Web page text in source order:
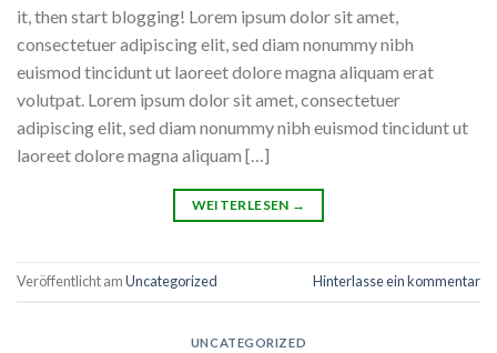
it, then start blogging! Lorem ipsum dolor sit amet,
consectetuer adipiscing elit, sed diam nonummy nibh
euismod tincidunt ut laoreet dolore magna aliquam erat
volutpat. Lorem ipsum dolor sit amet, consectetuer
adipiscing elit, sed diam nonummy nibh euismod tincidunt ut
laoreet dolore magna aliquam […]
WEITERLESEN →
Veröffentlicht amUncategorized Hinterlasse ein kommentar
UNCATEGORIZED